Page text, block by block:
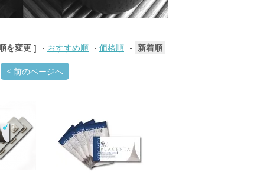
を変更 ] - おすすめ順 - 価格順 - 新着順
< 前のページへ